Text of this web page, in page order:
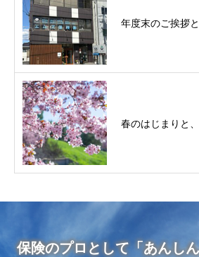
年度末のご挨拶
春のはじまりと
保険のプロとして「あんし